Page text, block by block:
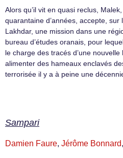
Alors qu’il vit en quasi reclus,
quarantaine d’années, accepte, sur
Lakhdar, une mission dans une
bureau d’études oranais, pour
le charge des tracés d’une
alimenter des hameaux enclavés
terrorisée il y a à peine une
Sampari
Damien Faure, Jérôme Bonnard